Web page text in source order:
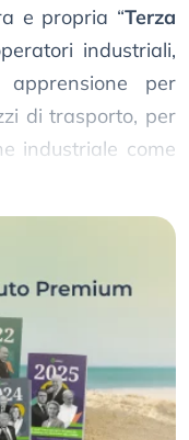
e propria “Terza
industriali,
per
di trasporto, per
industriale come